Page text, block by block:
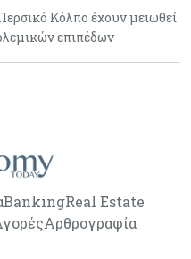
Κόλπο έχουν μειωθεί
επιπέδων
BankingReal Estate
Αρθρογραφία